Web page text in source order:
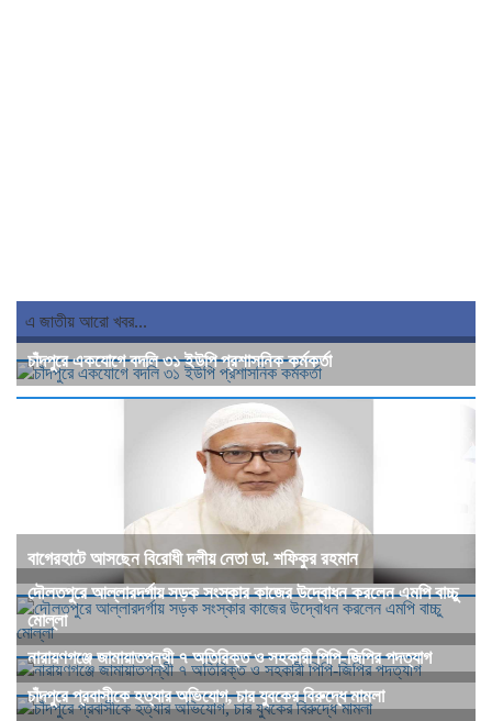
এ জাতীয় আরো খবর...
চাঁদপুরে একযোগে বদলি ৩১ ইউপি প্রশাসনিক কর্মকর্তা
বাগেরহাটে আসছেন বিরোধী দলীয় নেতা ডা. শফিকুর রহমান
দৌলতপুরে আল্লারদর্গায় সড়ক সংস্কার কাজের উদ্বোধন করলেন এমপি বাচ্চু
মোল্লা
নারায়ণগঞ্জে জামায়াতপন্থী ৭ অতিরিক্ত ও সহকারী পিপি-জিপির পদত্যাগ
চাঁদপুরে প্রবাসীকে হত্যার অভিযোগ, চার যুবকের বিরুদ্ধে মামলা